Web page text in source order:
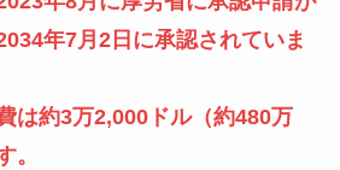
年7月2日に承認されていま
は約3万2,000ドル（約480万
。